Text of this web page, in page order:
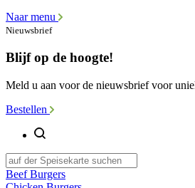
Naar menu
Nieuwsbrief
Blijf op de hoogte!
Meld u aan voor de nieuwsbrief voor
Bestellen
Beef Burgers